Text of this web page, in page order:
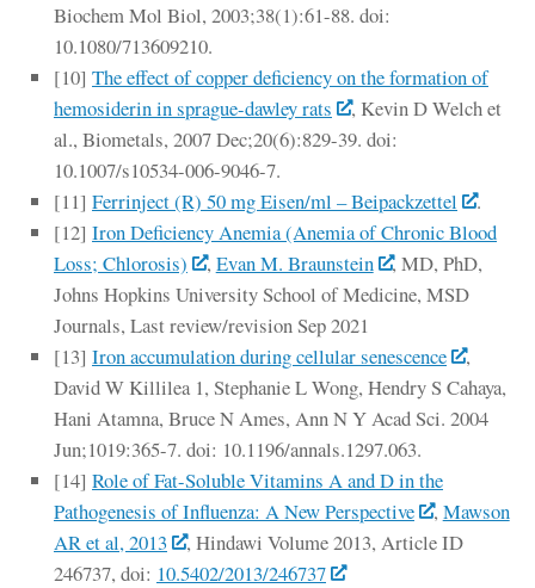
Biochem Mol Biol, 2003;38(1):61-88. doi:
10.1080/713609210.
[10] The effect of copper deficiency on the formation of
hemosiderin in sprague-dawley rats
, Kevin D Welch et
al., Biometals, 2007 Dec;20(6):829-39. doi:
10.1007/s10534-006-9046-7.
[11] Ferrinject (R) 50 mg Eisen/ml – Beipackzettel
.
[12] Iron Deficiency Anemia (Anemia of Chronic Blood
Loss; Chlorosis)
, Evan M. Braunstein
, MD, PhD,
Johns Hopkins University School of Medicine, MSD
Journals, Last review/revision Sep 2021
[13] Iron accumulation during cellular senescence
,
David W Killilea 1, Stephanie L Wong, Hendry S Cahaya,
Hani Atamna, Bruce N Ames, Ann N Y Acad Sci. 2004
Jun;1019:365-7. doi: 10.1196/annals.1297.063.
[14] Role of Fat-Soluble Vitamins A and D in the
Pathogenesis of Influenza: A New Perspective
, Mawson
AR et al, 2013
, Hindawi Volume 2013, Article ID
246737, doi: 10.5402/2013/246737